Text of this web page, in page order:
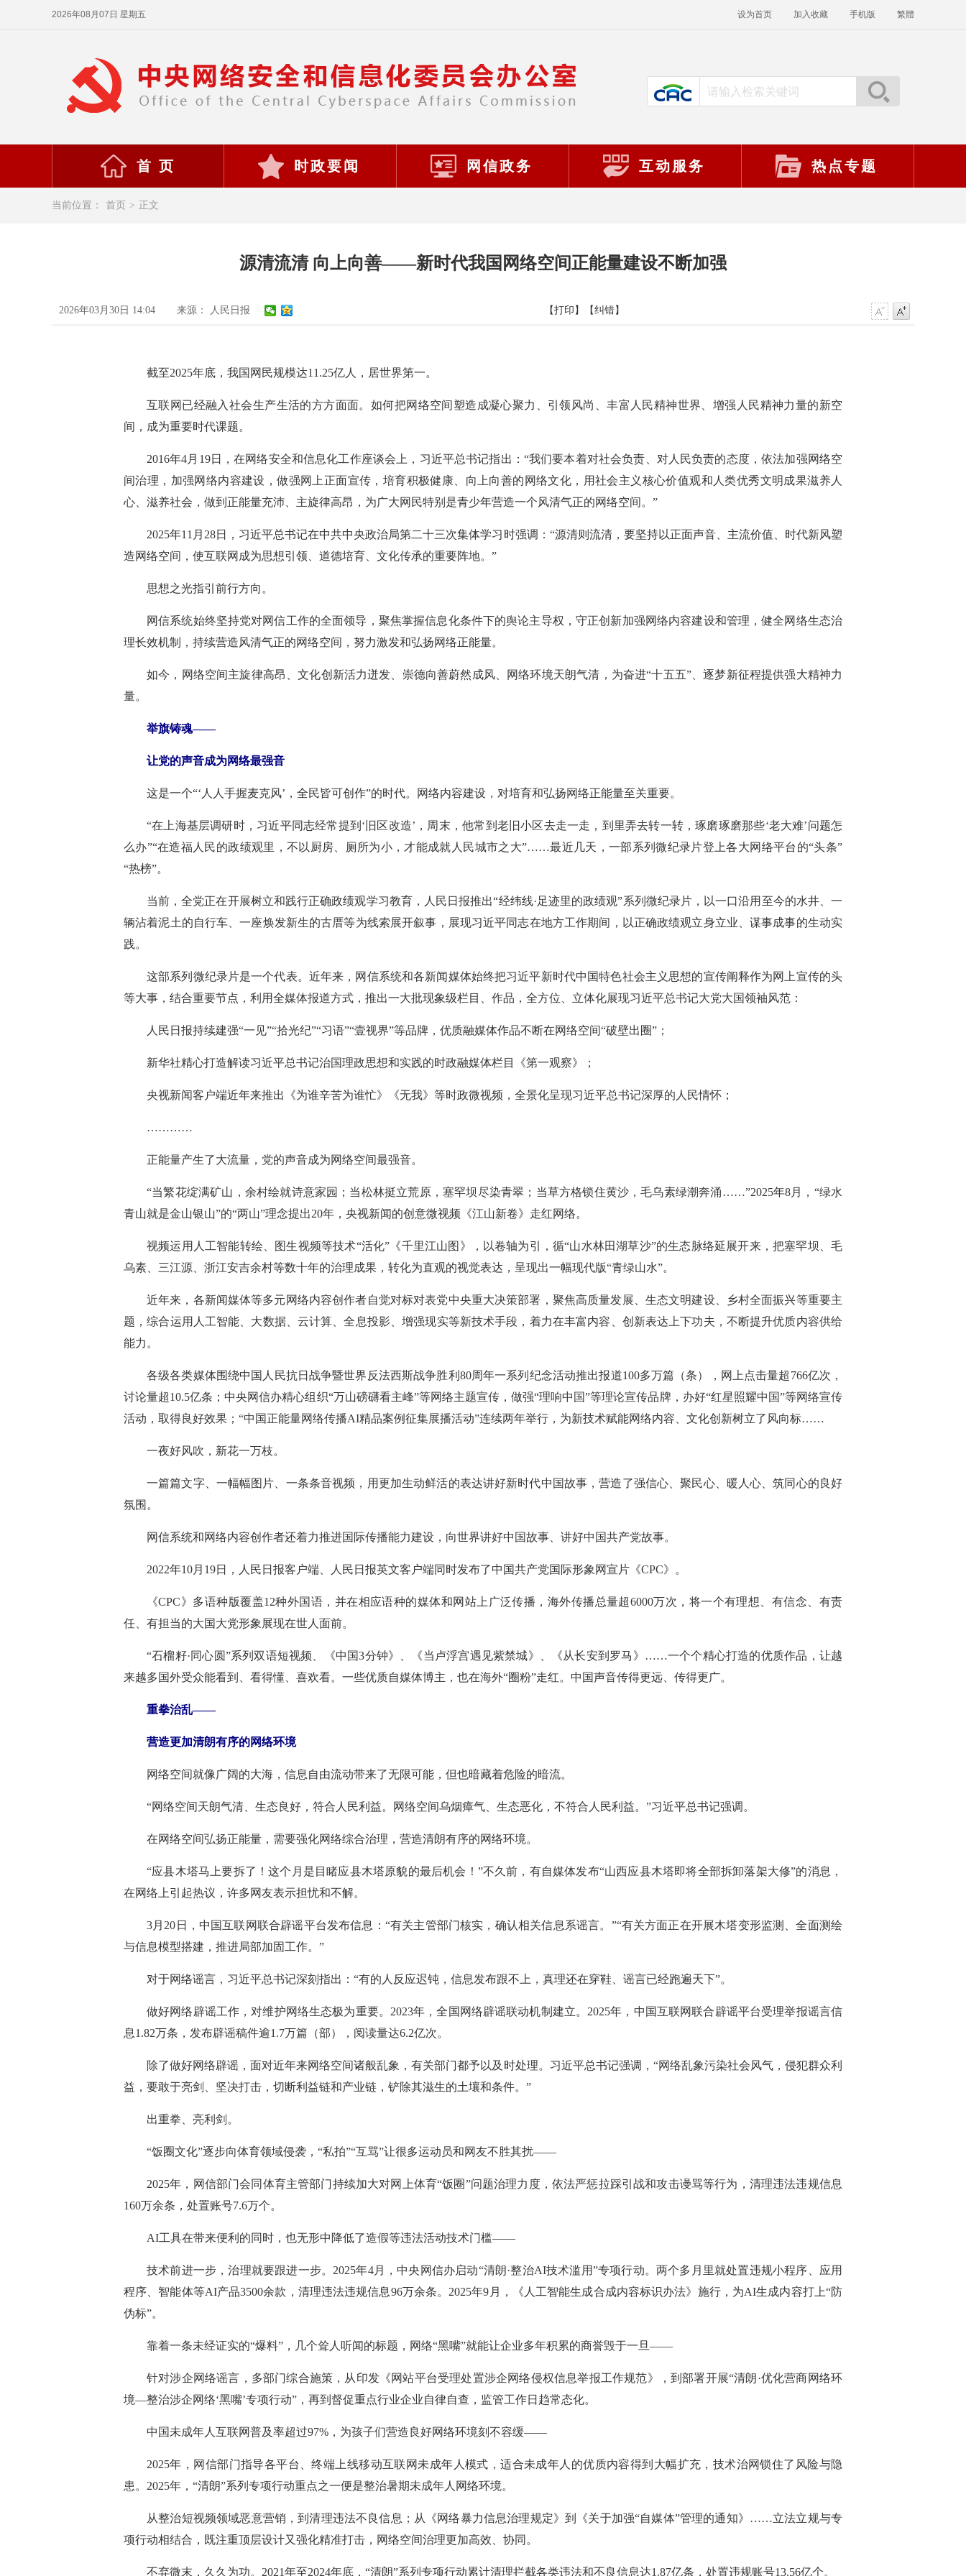
2026年08月07日 星期五 设为首页 加入收藏 手机版 繁體
首 页 时政要闻 网信政务 互动服务 热点专题
当前位置： 首页 > 正文
源清流清 向上向善——新时代我国网络空间正能量建设不断加强
2026年03月30日 14:04 来源： 人民日报 【打印】 【纠错】
截至2025年底，我国网民规模达11.25亿人，居世界第一。
互联网已经融入社会生产生活的方方面面。如何把网络空间塑造成凝心聚力、引领风尚、丰富人民精神世界、增强人民精神力量的新空
间，成为重要时代课题。
2016年4月19日，在网络安全和信息化工作座谈会上，习近平总书记指出：“我们要本着对社会负责、对人民负责的态度，依法加强网络空
间治理，加强网络内容建设，做强网上正面宣传，培育积极健康、向上向善的网络文化，用社会主义核心价值观和人类优秀文明成果滋养人
心、滋养社会，做到正能量充沛、主旋律高昂，为广大网民特别是青少年营造一个风清气正的网络空间。”
2025年11月28日，习近平总书记在中共中央政治局第二十三次集体学习时强调：“源清则流清，要坚持以正面声音、主流价值、时代新风塑
造网络空间，使互联网成为思想引领、道德培育、文化传承的重要阵地。”
思想之光指引前行方向。
网信系统始终坚持党对网信工作的全面领导，聚焦掌握信息化条件下的舆论主导权，守正创新加强网络内容建设和管理，健全网络生态治
理长效机制，持续营造风清气正的网络空间，努力激发和弘扬网络正能量。
如今，网络空间主旋律高昂、文化创新活力迸发、崇德向善蔚然成风、网络环境天朗气清，为奋进“十五五”、逐梦新征程提供强大精神力
量。
举旗铸魂——
让党的声音成为网络最强音
这是一个“‘人人手握麦克风’，全民皆可创作”的时代。网络内容建设，对培育和弘扬网络正能量至关重要。
“在上海基层调研时，习近平同志经常提到‘旧区改造’，周末，他常到老旧小区去走一走，到里弄去转一转，琢磨琢磨那些‘老大难’问题怎
么办”“在造福人民的政绩观里，不以厨房、厕所为小，才能成就人民城市之大”……最近几天，一部系列微纪录片登上各大网络平台的“头条”
“热榜”。
当前，全党正在开展树立和践行正确政绩观学习教育，人民日报推出“经纬线·足迹里的政绩观”系列微纪录片，以一口沿用至今的水井、一
辆沾着泥土的自行车、一座焕发新生的古厝等为线索展开叙事，展现习近平同志在地方工作期间，以正确政绩观立身立业、谋事成事的生动实
践。
这部系列微纪录片是一个代表。近年来，网信系统和各新闻媒体始终把习近平新时代中国特色社会主义思想的宣传阐释作为网上宣传的头
等大事，结合重要节点，利用全媒体报道方式，推出一大批现象级栏目、作品，全方位、立体化展现习近平总书记大党大国领袖风范：
人民日报持续建强“一见”“拾光纪”“习语”“壹视界”等品牌，优质融媒体作品不断在网络空间“破壁出圈”；
新华社精心打造解读习近平总书记治国理政思想和实践的时政融媒体栏目《第一观察》；
央视新闻客户端近年来推出《为谁辛苦为谁忙》《无我》等时政微视频，全景化呈现习近平总书记深厚的人民情怀；
…………
正能量产生了大流量，党的声音成为网络空间最强音。
“当繁花绽满矿山，余村绘就诗意家园；当松林挺立荒原，塞罕坝尽染青翠；当草方格锁住黄沙，毛乌素绿潮奔涌……”2025年8月，“绿水
青山就是金山银山”的“两山”理念提出20年，央视新闻的创意微视频《江山新卷》走红网络。
视频运用人工智能转绘、图生视频等技术“活化”《千里江山图》，以卷轴为引，循“山水林田湖草沙”的生态脉络延展开来，把塞罕坝、毛
乌素、三江源、浙江安吉余村等数十年的治理成果，转化为直观的视觉表达，呈现出一幅现代版“青绿山水”。
近年来，各新闻媒体等多元网络内容创作者自觉对标对表党中央重大决策部署，聚焦高质量发展、生态文明建设、乡村全面振兴等重要主
题，综合运用人工智能、大数据、云计算、全息投影、增强现实等新技术手段，着力在丰富内容、创新表达上下功夫，不断提升优质内容供给
能力。
各级各类媒体围绕中国人民抗日战争暨世界反法西斯战争胜利80周年一系列纪念活动推出报道100多万篇（条），网上点击量超766亿次，
讨论量超10.5亿条；中央网信办精心组织“万山磅礴看主峰”等网络主题宣传，做强“理响中国”等理论宣传品牌，办好“红星照耀中国”等网络宣传
活动，取得良好效果；“中国正能量网络传播AI精品案例征集展播活动”连续两年举行，为新技术赋能网络内容、文化创新树立了风向标……
一夜好风吹，新花一万枝。
一篇篇文字、一幅幅图片、一条条音视频，用更加生动鲜活的表达讲好新时代中国故事，营造了强信心、聚民心、暖人心、筑同心的良好
氛围。
网信系统和网络内容创作者还着力推进国际传播能力建设，向世界讲好中国故事、讲好中国共产党故事。
2022年10月19日，人民日报客户端、人民日报英文客户端同时发布了中国共产党国际形象网宣片《CPC》。
《CPC》多语种版覆盖12种外国语，并在相应语种的媒体和网站上广泛传播，海外传播总量超6000万次，将一个有理想、有信念、有责
任、有担当的大国大党形象展现在世人面前。
“石榴籽·同心圆”系列双语短视频、《中国3分钟》、《当卢浮宫遇见紫禁城》、《从长安到罗马》……一个个精心打造的优质作品，让越
来越多国外受众能看到、看得懂、喜欢看。一些优质自媒体博主，也在海外“圈粉”走红。中国声音传得更远、传得更广。
重拳治乱——
营造更加清朗有序的网络环境
网络空间就像广阔的大海，信息自由流动带来了无限可能，但也暗藏着危险的暗流。
“网络空间天朗气清、生态良好，符合人民利益。网络空间乌烟瘴气、生态恶化，不符合人民利益。”习近平总书记强调。
在网络空间弘扬正能量，需要强化网络综合治理，营造清朗有序的网络环境。
“应县木塔马上要拆了！这个月是目睹应县木塔原貌的最后机会！”不久前，有自媒体发布“山西应县木塔即将全部拆卸落架大修”的消息，
在网络上引起热议，许多网友表示担忧和不解。
3月20日，中国互联网联合辟谣平台发布信息：“有关主管部门核实，确认相关信息系谣言。”“有关方面正在开展木塔变形监测、全面测绘
与信息模型搭建，推进局部加固工作。”
对于网络谣言，习近平总书记深刻指出：“有的人反应迟钝，信息发布跟不上，真理还在穿鞋、谣言已经跑遍天下”。
做好网络辟谣工作，对维护网络生态极为重要。2023年，全国网络辟谣联动机制建立。2025年，中国互联网联合辟谣平台受理举报谣言信
息1.82万条，发布辟谣稿件逾1.7万篇（部），阅读量达6.2亿次。
除了做好网络辟谣，面对近年来网络空间诸般乱象，有关部门都予以及时处理。习近平总书记强调，“网络乱象污染社会风气，侵犯群众利
益，要敢于亮剑、坚决打击，切断利益链和产业链，铲除其滋生的土壤和条件。”
出重拳、亮利剑。
“饭圈文化”逐步向体育领域侵袭，“私拍”“互骂”让很多运动员和网友不胜其扰——
2025年，网信部门会同体育主管部门持续加大对网上体育“饭圈”问题治理力度，依法严惩拉踩引战和攻击谩骂等行为，清理违法违规信息
160万余条，处置账号7.6万个。
AI工具在带来便利的同时，也无形中降低了造假等违法活动技术门槛——
技术前进一步，治理就要跟进一步。2025年4月，中央网信办启动“清朗·整治AI技术滥用”专项行动。两个多月里就处置违规小程序、应用
程序、智能体等AI产品3500余款，清理违法违规信息96万余条。2025年9月，《人工智能生成合成内容标识办法》施行，为AI生成内容打上“防
伪标”。
靠着一条未经证实的“爆料”，几个耸人听闻的标题，网络“黑嘴”就能让企业多年积累的商誉毁于一旦——
针对涉企网络谣言，多部门综合施策，从印发《网站平台受理处置涉企网络侵权信息举报工作规范》，到部署开展“清朗·优化营商网络环
境—整治涉企网络‘黑嘴’专项行动”，再到督促重点行业企业自律自查，监管工作日趋常态化。
中国未成年人互联网普及率超过97%，为孩子们营造良好网络环境刻不容缓——
2025年，网信部门指导各平台、终端上线移动互联网未成年人模式，适合未成年人的优质内容得到大幅扩充，技术治网锁住了风险与隐
患。2025年，“清朗”系列专项行动重点之一便是整治暑期未成年人网络环境。
从整治短视频领域恶意营销，到清理违法不良信息；从《网络暴力信息治理规定》到《关于加强“自媒体”管理的通知》……立法立规与专
项行动相结合，既注重顶层设计又强化精准打击，网络空间治理更加高效、协同。
不弃微末，久久为功。2021年至2024年底，“清朗”系列专项行动累计清理拦截各类违法和不良信息达1.87亿条，处置违规账号13.56亿个。